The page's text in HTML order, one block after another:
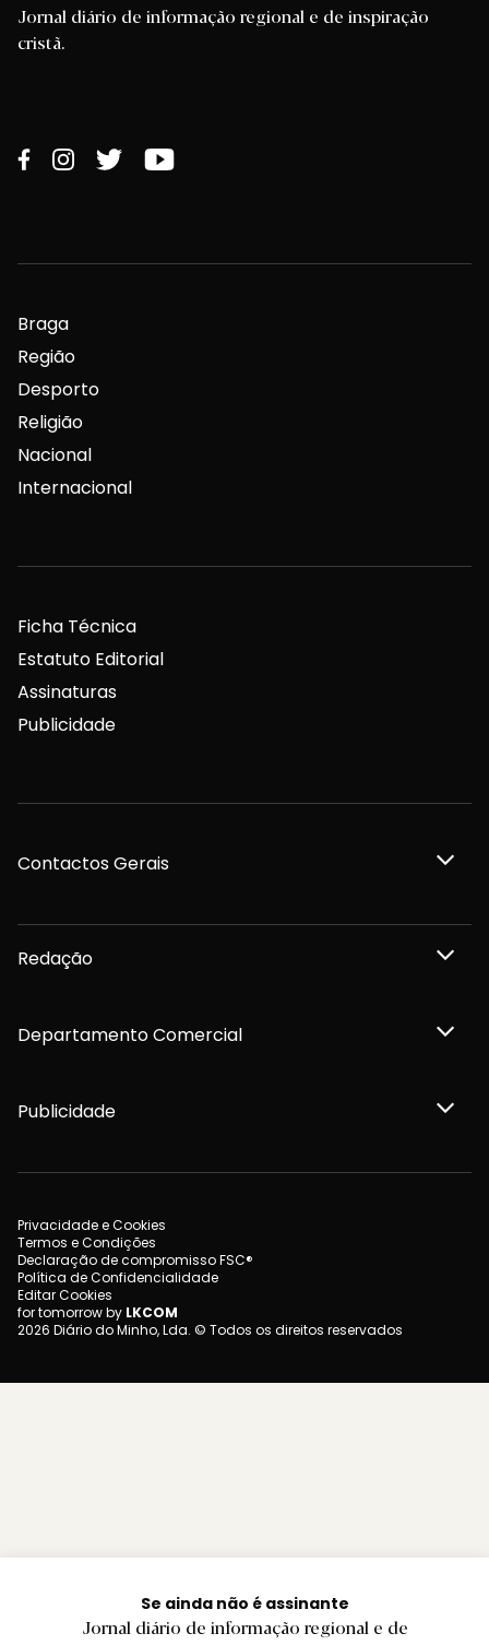
Se ainda não é assinante
Jornal diário de informação regional e de
Jornal diário de informação regional e de inspiração
cristã.
Braga
Região
Desporto
Religião
Nacional
Internacional
Ficha Técnica
Estatuto Editorial
Assinaturas
Publicidade
Contactos Gerais
Redação
Departamento Comercial
Publicidade
Privacidade e Cookies
Termos e Condições
Declaração de compromisso FSC®
Política de Confidencialidade
Editar Cookies
for tomorrow by LKCOM
2026 Diário do Minho, Lda. © Todos os direitos reservados